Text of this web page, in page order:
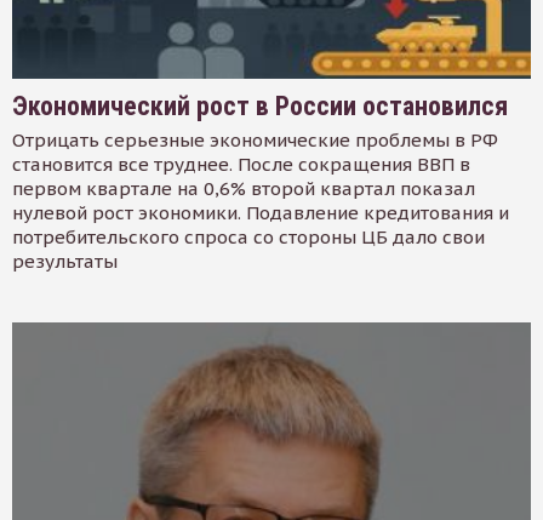
Экономический рост в России остановился
Отрицать серьезные экономические проблемы в РФ
становится все труднее. После сокращения ВВП в
первом квартале на 0,6% второй квартал показал
нулевой рост экономики. Подавление кредитования и
потребительского спроса со стороны ЦБ дало свои
результаты